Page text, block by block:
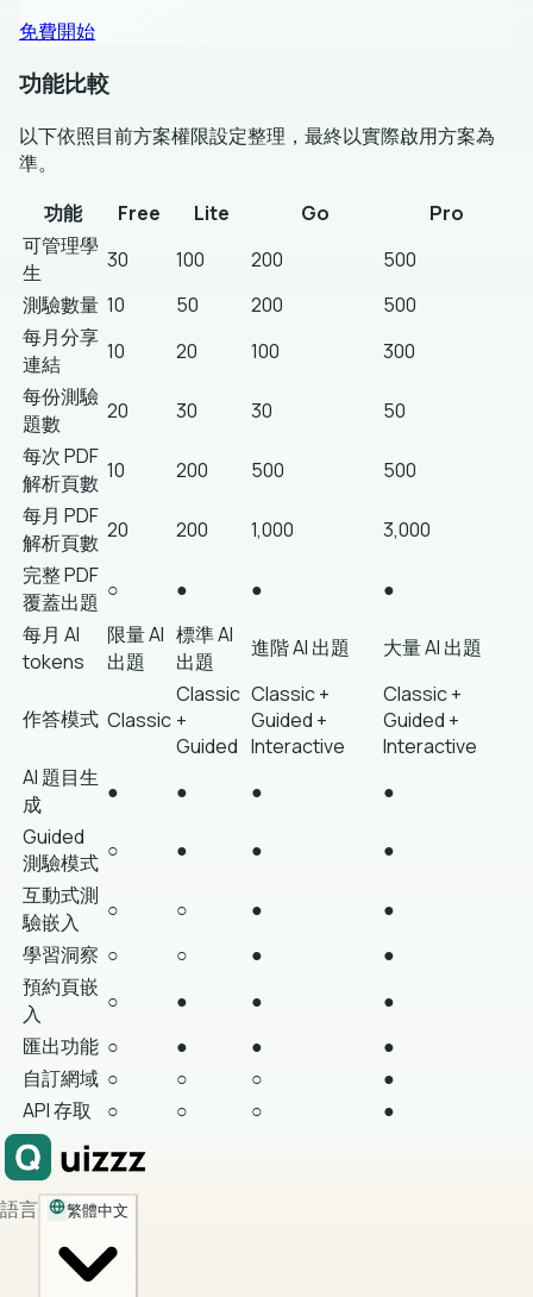
免費開始
功能比較
以下依照目前方案權限設定整理，最終以實際啟用方案為
準。
功能
Free Lite Go
Pro
可管理學
生
30 100 200
500
測驗數量 10 50 200
500
每月分享
連結
10 20 100
300
每份測驗
題數
20 30 30
50
每次 PDF
解析頁數 10 200 500
500
每月 PDF
解析頁數 20 200 1,000
3,000
完整 PDF
覆蓋出題 ○ ● ●
●
每月 AI
tokens
限量 AI
出題
標準 AI
出題
進階 AI 出題 大量 AI 出題
作答模式 Classic
Classic
+
Guided
Classic +
Guided +
Interactive
Classic +
Guided +
Interactive
AI 題目生
成
● ● ●
●
Guided
測驗模式 ○ ● ●
●
互動式測
驗嵌入
○ ○ ●
●
學習洞察 ○ ○ ●
●
預約頁嵌
入
○ ● ●
●
匯出功能 ○ ● ●
●
自訂網域 ○ ○ ○
●
API 存取
○ ○ ○ ●
語言 繁體中文